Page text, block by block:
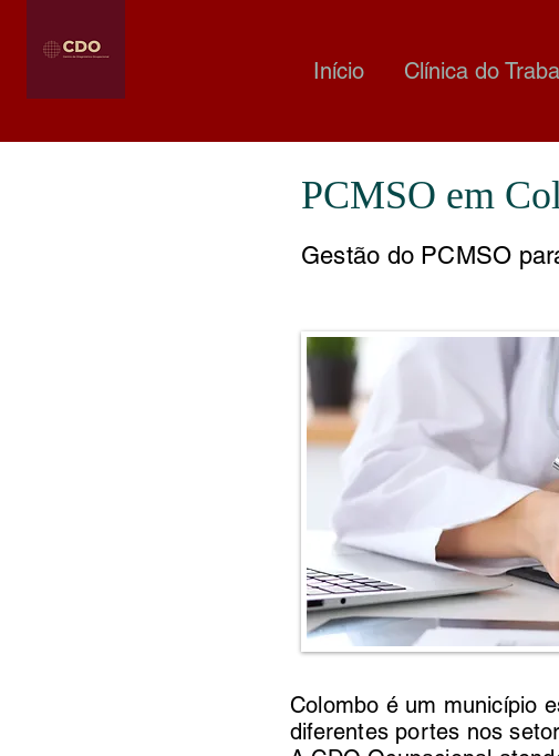
Início Clínica do
PCMSO em
Gestão do PCMSO
Colombo é um município
diferentes portes nos